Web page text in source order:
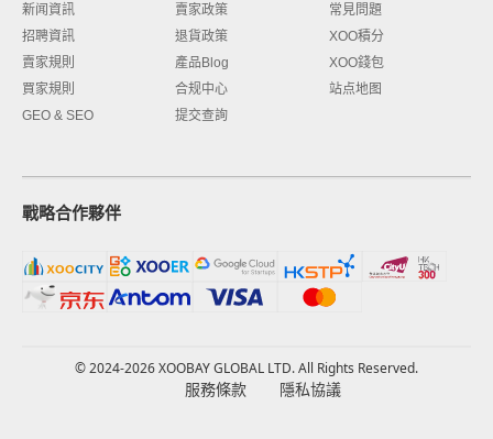
新闻資訊
招聘資訊
賣家規則
買家規則
GEO & SEO
賣家政策
退貨政策
產品Blog
合规中心
提交查詢
常見問題
XOO積分
XOO錢包
站点地图
戰略合作夥伴
© 2024-2026 XOOBAY GLOBAL LTD. All Rights Reserved.
服務條款 隱私協議